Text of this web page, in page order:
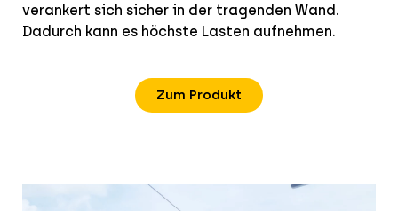
verankert sich sicher in der tragenden Wand.
Dadurch kann es höchste Lasten aufnehmen.
Zum Produkt